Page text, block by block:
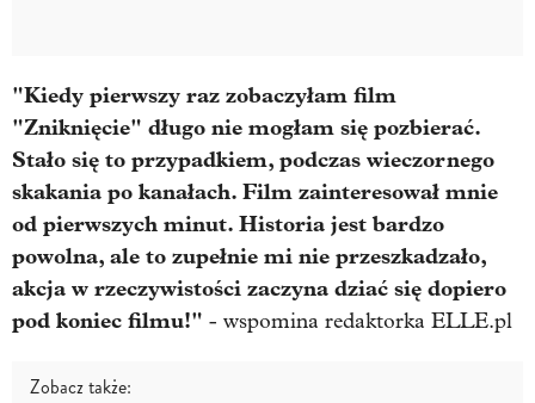
"Kiedy pierwszy raz zobaczyłam film
"Zniknięcie" długo nie mogłam się pozbierać.
Stało się to przypadkiem, podczas wieczornego
skakania po kanałach. Film zainteresował mnie
od pierwszych minut. Historia jest bardzo
powolna, ale to zupełnie mi nie przeszkadzało,
akcja w rzeczywistości zaczyna dziać się dopiero
pod koniec filmu!" - wspomina redaktorka ELLE.pl
Zobacz także: